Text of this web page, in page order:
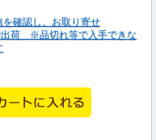
を確認し、お取り寄せ
出荷 ※品切れ等で入手できな